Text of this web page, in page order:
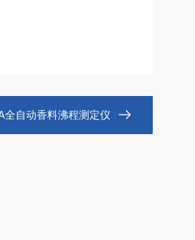
全自动香料沸程测定仪